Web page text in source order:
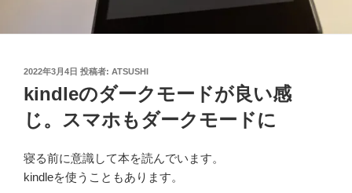
投
日:
2022年3月4日 投稿者: ATSUSHI
kindleのダークモードが良い感
じ。スマホもダークモードに
寝る前に意識して本を読んでいます。
kindleを使うこともあります。